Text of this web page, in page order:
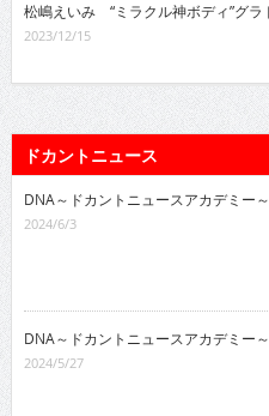
月野もも 美貌と才能を兼ね備えた“
パンプキンポテトフライ M-1で決勝
2024/1/16
松嶋えいみ “ミラクル神ボディ”グラ
2023/12/15
ドカントニュース